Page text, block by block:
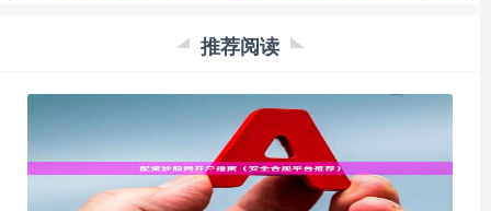
推荐阅读